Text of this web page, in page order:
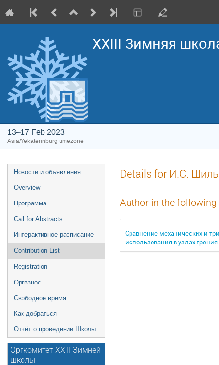
XXIII Зимняя
13–17 Feb 2023
Asia/Yekaterinburg timezone
Event
menu
Новости и объявления
Overview
Программа
Call for Abstracts
Интерактивное расписание
Contribution List
Registration
Оргвзнос
Свободное время
Как добраться
Отчёт о проведении Школы
Оргкомитет XXIII Зимней
школы
Details for И.С.
Author in the
Сравнение механических и
использования в узлах